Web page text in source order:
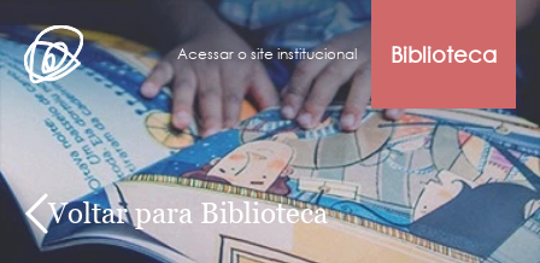
Acessar o site institucional Biblioteca
Voltar para Biblioteca